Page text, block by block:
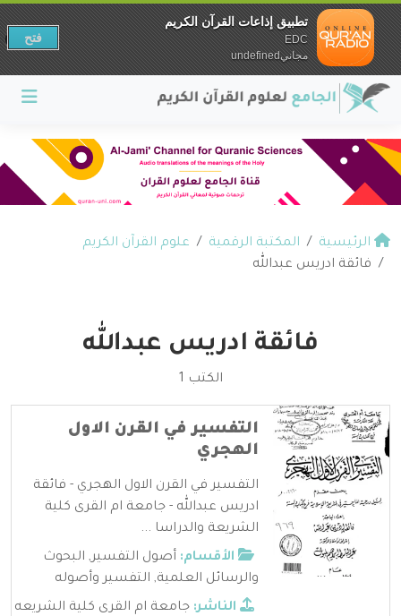
الرئيسية المكتبة الرقمية
علوم القرآن الكريم
فائقة ادريس عبدالله
فائقة ادريس عبدالله
الكتب 1
التفسير في القرن الاول
الهجري
التفسير في القرن الاول الهجري - فائقة
ادريس عبدالله - جامعة ام القرى كلية
الشريعة والدراسا ...
الأقسام: أصول التفسير, البحوث
والرسائل العلمية, التفسير وأصوله
الناشر: جامعة ام القرى كلية الشريعه
تطبيق إذاعات القرآن الكريم
EDC
مجانيundefined
فتح